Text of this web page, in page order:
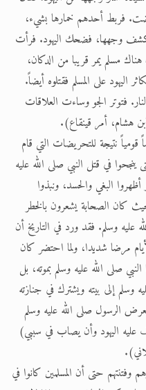
فربط أحدهم خمارها بشيء،
وجهها، فضحك اليهود. فرأت
مسلم يمر قريبا من الدكان،
اليهود على المسلم فقتلوه أيضاً.
فتوتر الجو وساءت العلاقات
هشام، أمر قينقاع).
نتيجة للتحريضات التي قام
ينجحوا في قتل النبي صلى الله عليه
البغي والحسد، ونبذوا
كان الصحابة يشعرون بالخطر
عليه وسلم. فقد ورد في التاريخ أن
مرضا شديدا، ولما احتضر كان
صلى الله عليه وسلم بموته، بل
وسلم إلى بيته ويشترك في جنازته
الرسول صلى الله عليه وسلم
عليه اليهود وأن يصاب في سببي)
وفتنتهم حتى أن المسلمين كانوا في